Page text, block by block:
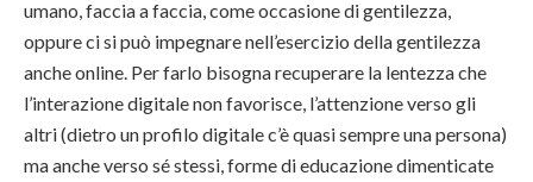
umano, faccia a faccia, come occasione di gentilezza,
oppure ci si può impegnare nell’esercizio della gentilezza
anche online. Per farlo bisogna recuperare la lentezza che
l’interazione digitale non favorisce, l’attenzione verso gli
altri (dietro un profilo digitale c’è quasi sempre una persona)
ma anche verso sé stessi, forme di educazione dimenticate